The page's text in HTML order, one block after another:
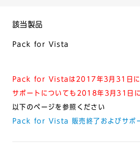
該当製品
Pack for Vista
Pack for Vistaは2017年3月31日に
サポートについても2018年3月31日に
以下のページを参照ください
Pack for Vista 販売終了およびサポ